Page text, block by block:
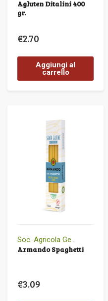
Agluten Ditalini 400
gr.
€2.70
Aggiungi al
carrello
Soc. Agricola Genuina
Armando Spaghetti
€3.09